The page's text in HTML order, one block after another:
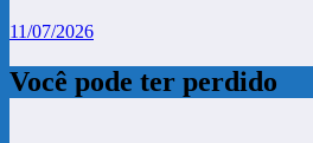
11/07/2026
Você pode ter perdido